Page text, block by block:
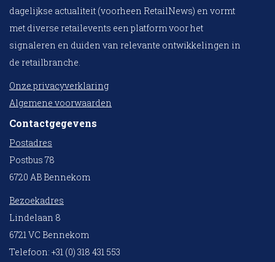
dagelijkse actualiteit (voorheen RetailNews) en vormt
met diverse retailevents een platform voor het
signaleren en duiden van relevante ontwikkelingen in
de retailbranche.
Onze privacyverklaring
Algemene voorwaarden
Contactgegevens
Postadres
Postbus 78
6720 AB Bennekom
Bezoekadres
Lindelaan 8
6721 VC Bennekom
Telefoon: +31 (0) 318 431 553